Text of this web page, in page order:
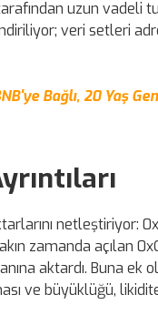
uzun
veri setleri
Bağlı, 20 Yaş
netleştiriyor:
zamanda açılan
aktardı. Buna ek
ve büyüklüğü,